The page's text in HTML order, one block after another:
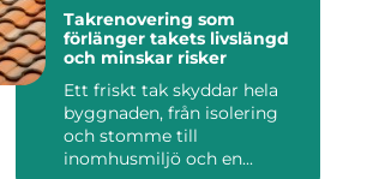
Takrenovering som
förlänger takets livslängd
och minskar risker
Ett friskt tak skyddar hela
byggnaden, från isolering
och stomme till
inomhusmiljö och en...